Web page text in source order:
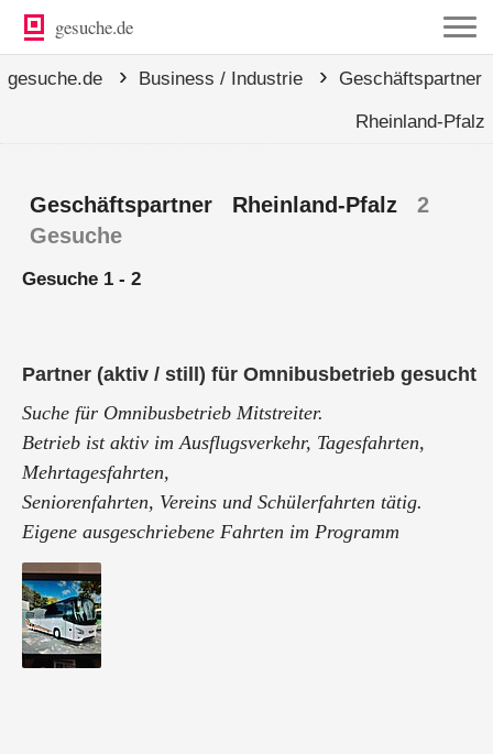
gesuche.de
gesuche.de › Business / Industrie › Geschäftspartner
Rheinland-Pfalz
Geschäftspartner Rheinland-Pfalz 2
Gesuche
Gesuche 1 - 2
Partner (aktiv / still) für Omnibusbetrieb gesucht
Suche für Omnibusbetrieb Mitstreiter.
Betrieb ist aktiv im Ausflugsverkehr, Tagesfahrten,
Mehrtagesfahrten,
Seniorenfahrten, Vereins und Schülerfahrten tätig.
Eigene ausgeschriebene Fahrten im Programm